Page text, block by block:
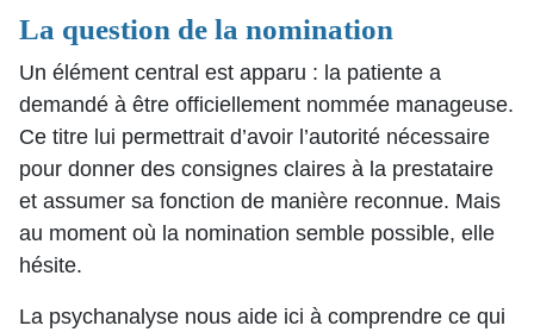
La question de la nomination
Un élément central est apparu : la patiente a
demandé à être officiellement nommée manageuse.
Ce titre lui permettrait d’avoir l’autorité nécessaire
pour donner des consignes claires à la prestataire
et assumer sa fonction de manière reconnue. Mais
au moment où la nomination semble possible, elle
hésite.
La psychanalyse nous aide ici à comprendre ce qui